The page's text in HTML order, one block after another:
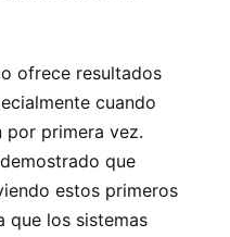
ofrece resultados
cuando
por primera vez.
que
estos primeros
que los sistemas